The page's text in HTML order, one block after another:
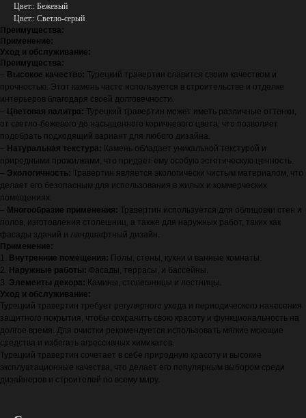
Цвет:: Бежевый
Цвет:: Светло-серый
Преимущества:
Применение:
Уход и обслуживание:
Преимущества:
– Высокое качество: Турецкий травертин славится своим качеством и
прочностью. Этот камень часто используется в строительстве и отделке
интерьеров благодаря своей долговечности.
– Цветовая палитра: Турецкий травертин может иметь различные оттенки,
от светло-бежевого до насыщенного коричневого цвета, что позволяет
подобрать подходящий вариант для любого дизайна.
– Натуральная текстура: Камень обладает уникальной текстурой и
природными прожилками, что придает ему особую эстетическую ценность.
– Экологичность: Травертин является экологически чистым материалом, что
делает его безопасным для использования в жилых и коммерческих
помещениях.
– Многообразие применения: Травертин используется для облицовки стен и
полов, изготовления столешниц, а также для наружных работ, таких как
фасады зданий и ландшафтный дизайн.
Применение:
1. Внутренние помещения: Полы, стены, кухни и ванные комнаты.
2. Наружные работы: Фасады, террасы, и бассейны.
3. Элементы декора: Камины, столешницы и лестницы.
Уход и обслуживание:
Турецкий травертин требует регулярного ухода и периодического нанесения
защитного покрытия, чтобы сохранить свою красоту и функциональность на
долгое время. Для очистки рекомендуется использовать мягкие моющие
средства и избегать агрессивных химикатов.
Турецкий травертин сочетает в себе природную красоту и высокие
эксплуатационные качества, что делает его популярным выбором среди
дизайнеров и строителей по всему миру.